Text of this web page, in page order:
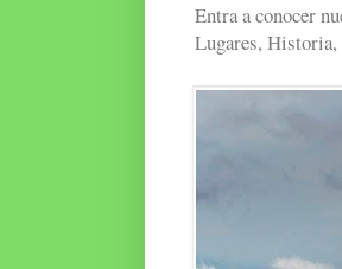
Entra a conocer
Lugares, Historia,